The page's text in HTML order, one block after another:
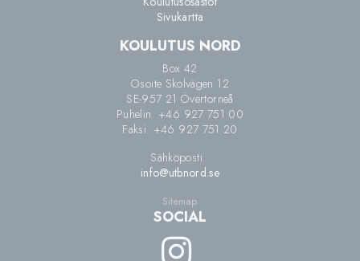
Sivukartta
KOULUTUS NORD
Box 42
Osoite Skolvägen 12
SE-957 21 Övertorneå
Puhelin. +46 927 751 00
Faksi. +46 927 751 20
Sähköposti.
info@utbnord.se
Sitemap
SOCIAL